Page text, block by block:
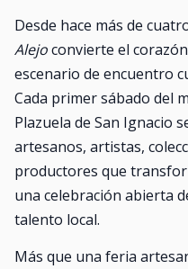
Desde hace más de
Alejoconvierte el
escenario de encuentro
Cada primer sábado del
Plazuela de San Ignacio
artesanos, artistas,
productores que
una celebración abierta
talento local.
Más que una feria